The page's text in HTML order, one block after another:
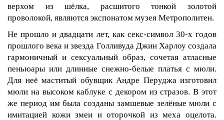
верхом из шёлка, расшитого тонкой золотой
проволокой, являются экспонатом музея Метрополитен.
Не прошло и двадцати лет, как секс-символ 30-х годов
прошлого века и звезда Голливуда Джин Харлоу создала
гармоничный и сексуальный образ, сочетая атласные
пеньюары или длинные снежно-белые платья с мюли.
Для неё маститый обувщик Андре Перуджа изготовил
мюли на высоком каблуке с декором из стразов. В этот
же период им была созданы замшевые зелёные мюли с
имитацией кожи змеи и оторочкой из меха оцелота.